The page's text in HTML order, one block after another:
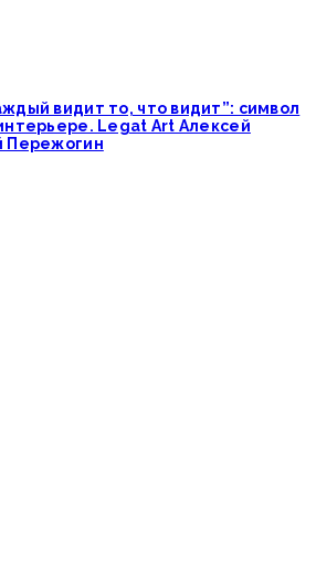
видит то, что видит”: символ
Legat Art Алексей
Пережогин